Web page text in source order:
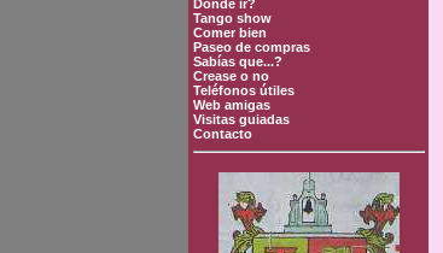
Dónde ir?
Tango show
Comer bien
Paseo de compras
Sabías que...?
Crease o no
Teléfonos útiles
Web amigas
Visitas guiadas
Contacto